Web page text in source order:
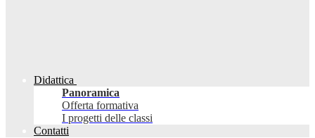
Didattica
Panoramica
Offerta formativa
I progetti delle classi
Contatti